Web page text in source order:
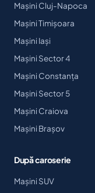
Mașini Cluj-Napoca
Mașini Timișoara
Mașini Iași
Mașini Sector 4
Mașini Constanța
Mașini Sector 5
Mașini Craiova
Mașini Brașov
După caroserie
Mașini SUV